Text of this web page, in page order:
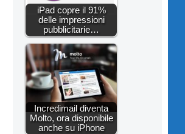
iPad copre il 91%
delle impressioni
pubblicitarie…
Incredimail diventa
Molto, ora disponibile
anche su iPhone